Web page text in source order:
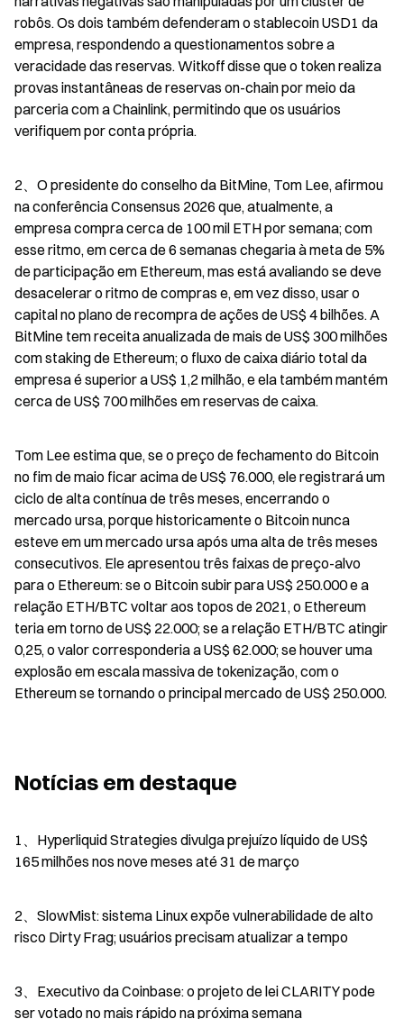
robôs. Os dois também defenderam o stablecoin USD1 da
empresa, respondendo a questionamentos sobre a
veracidade das reservas. Witkoff disse que o token realiza
provas instantâneas de reservas on-chain por meio da
parceria com a Chainlink, permitindo que os usuários
verifiquem por conta própria.
2、O presidente do conselho da BitMine, Tom Lee, afirmou
na conferência Consensus 2026 que, atualmente, a
empresa compra cerca de 100 mil ETH por semana; com
esse ritmo, em cerca de 6 semanas chegaria à meta de 5%
de participação em Ethereum, mas está avaliando se deve
desacelerar o ritmo de compras e, em vez disso, usar o
capital no plano de recompra de ações de US$ 4 bilhões. A
BitMine tem receita anualizada de mais de US$ 300 milhões
com staking de Ethereum; o fluxo de caixa diário total da
empresa é superior a US$ 1,2 milhão, e ela também mantém
cerca de US$ 700 milhões em reservas de caixa.
Tom Lee estima que, se o preço de fechamento do Bitcoin
no fim de maio ficar acima de US$ 76.000, ele registrará um
ciclo de alta contínua de três meses, encerrando o
mercado ursa, porque historicamente o Bitcoin nunca
esteve em um mercado ursa após uma alta de três meses
consecutivos. Ele apresentou três faixas de preço-alvo
para o Ethereum: se o Bitcoin subir para US$ 250.000 e a
relação ETH/BTC voltar aos topos de 2021, o Ethereum
teria em torno de US$ 22.000; se a relação ETH/BTC atingir
0,25, o valor corresponderia a US$ 62.000; se houver uma
explosão em escala massiva de tokenização, com o
Ethereum se tornando o principal mercado de US$ 250.000.
Notícias em destaque
1、Hyperliquid Strategies divulga prejuízo líquido de US$
165 milhões nos nove meses até 31 de março
2、SlowMist: sistema Linux expõe vulnerabilidade de alto
risco Dirty Frag; usuários precisam atualizar a tempo
3、Executivo da Coinbase: o projeto de lei CLARITY pode
ser votado no mais rápido na próxima semana